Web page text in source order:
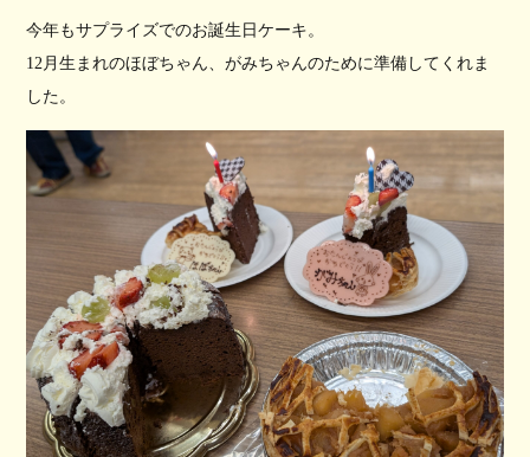
今年もサプライズでのお誕生日ケーキ。
12月生まれのほぼちゃん、がみちゃんのために準備してくれま
した。